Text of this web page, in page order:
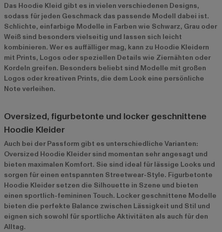
Das Hoodie Kleid gibt es in vielen verschiedenen Designs,
sodass für jeden Geschmack das passende Modell dabei ist.
Schlichte, einfarbige Modelle in Farben wie Schwarz, Grau oder
Weiß sind besonders vielseitig und lassen sich leicht
kombinieren. Wer es auffälliger mag, kann zu Hoodie Kleidern
mit Prints, Logos oder speziellen Details wie Ziernähten oder
Kordeln greifen. Besonders beliebt sind Modelle mit großen
Logos oder kreativen Prints, die dem Look eine persönliche
Note verleihen.
Oversized, figurbetonte und locker geschnittene
Hoodie Kleider
Auch bei der Passform gibt es unterschiedliche Varianten:
Oversized Hoodie Kleider sind momentan sehr angesagt und
bieten maximalen Komfort. Sie sind ideal für lässige Looks und
sorgen für einen entspannten Streetwear-Style. Figurbetonte
Hoodie Kleider setzen die Silhouette in Szene und bieten
einen sportlich-femininen Touch. Locker geschnittene Modelle
bieten die perfekte Balance zwischen Lässigkeit und Stil und
eignen sich sowohl für sportliche Aktivitäten als auch für den
Alltag.